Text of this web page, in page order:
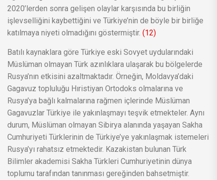
2020’lerden sonra gelişen olaylar karşısında bu birliğin
işlevselliğini kaybettiğini ve Türkiye’nin de böyle bir birliğe
katılmaya niyeti olmadığını göstermiştir. (12)
Batılı kaynaklara göre Türkiye eski Sovyet uydularındaki
Müslüman olmayan Türk azınlıklara ulaşarak bu bölgelerde
Rusya’nın etkisini azaltmaktadır. Örneğin, Moldavya’daki
Gagavuz topluluğu Hıristiyan Ortodoks olmalarına ve
Rusya’ya bağlı kalmalarına rağmen içlerinde Müslüman
Gagavuzlar Türkiye ile yakınlaşmayı teşvik etmekteler. Aynı
durum, Müslüman olmayan Sibirya alanında yaşayan Sakha
Cumhuriyeti Türklerinin de Türkiye’ye yakınlaşmak istemeleri
Rusya’yı rahatsız etmektedir. Kazakistan bulunan Türk
Bilimler akademisi Sakha Türkleri Cumhuriyetinin dünya
toplumu tarafından tanınması gereğinden bahsetmiştir.